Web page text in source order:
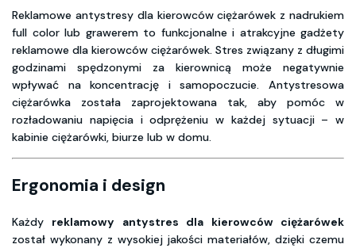
Reklamowe antystresy dla kierowców ciężarówek z nadrukiem
full color lub grawerem to funkcjonalne i atrakcyjne gadżety
reklamowe dla kierowców ciężarówek. Stres związany z długimi
godzinami spędzonymi za kierownicą może negatywnie
wpływać na koncentrację i samopoczucie. Antystresowa
ciężarówka została zaprojektowana tak, aby pomóc w
rozładowaniu napięcia i odprężeniu w każdej sytuacji – w
kabinie ciężarówki, biurze lub w domu.
Ergonomia i design
Każdy reklamowy antystres dla kierowców ciężarówek
został wykonany z wysokiej jakości materiałów, dzięki czemu